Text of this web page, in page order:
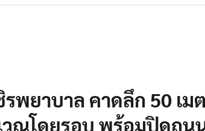
พยาบาล คาดลึก 50 เม
ณโดยรอบ พร้อมปิดถน